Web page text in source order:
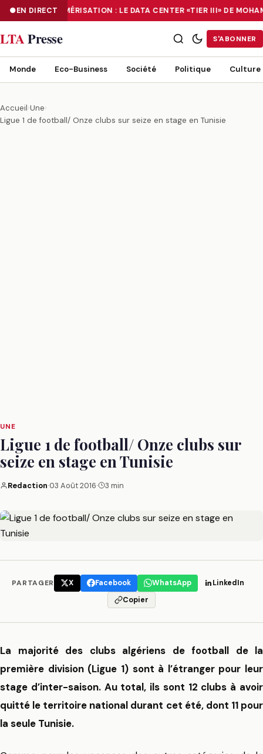
EN DIRECTNUMÉRISATION : LE DATA CENTER «TIER III» DE
NUMÉRISATION : LE DATA CENTER «TIER III» DE MOHAMMADIA, UN
LTAPresse S'ABONNER
Monde Eco-Business Société Politique Culture
Accueil›Une›
Ligue 1 de football/ Onze clubs sur seize en stage en Tunisie
UNE
Ligue 1 de football/ Onze clubs sur
seize en stage en Tunisie
Redaction·03 Août 2016· 3 min
PARTAGER X Facebook WhatsApp
LinkedIn
Copier
La majorité des clubs algériens de football de la
première division (Ligue 1) sont à l’étranger pour leur
stage d’inter-saison. Au total, ils sont 12 clubs à avoir
quitté le territoire national durant cet été, dont 11 pour
la seule Tunisie.